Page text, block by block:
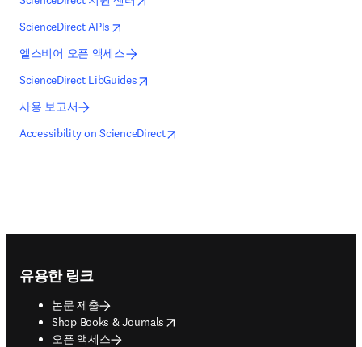
ScienceDirect APIs새 탭/창에서 열기
opens in new tab/window
엘스비어 오픈 액세스
ScienceDirect LibGuides새 탭/창에서 열기
opens in new tab/window
사용 보고서
Accessibility on ScienceDirect새 탭/창에서 열기
opens in new tab/window
유용한 링크
논문 제출
Shop Books & Journals
opens in new tab/window
오픈 액세스